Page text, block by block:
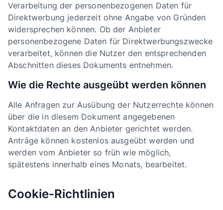
Verarbeitung der personenbezogenen Daten für
Direktwerbung jederzeit ohne Angabe von Gründen
widersprechen können. Ob der Anbieter
personenbezogene Daten für Direktwerbungszwecke
verarbeitet, können die Nutzer den entsprechenden
Abschnitten dieses Dokuments entnehmen.
Wie die Rechte ausgeübt werden können
Alle Anfragen zur Ausübung der Nutzerrechte können
über die in diesem Dokument angegebenen
Kontaktdaten an den Anbieter gerichtet werden.
Anträge können kostenlos ausgeübt werden und
werden vom Anbieter so früh wie möglich,
spätestens innerhalb eines Monats, bearbeitet.
Cookie-Richtlinien